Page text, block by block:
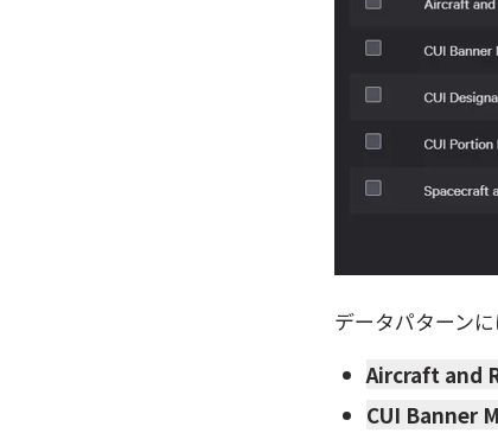
データパターン
Aircraft and
CUI Banner